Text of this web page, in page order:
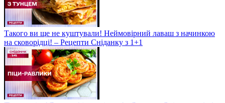
Такого ви ще не куштували! Неймовірний лаваш з начинкою
на сковорідці! – Рецепти Сніданку з 1+1